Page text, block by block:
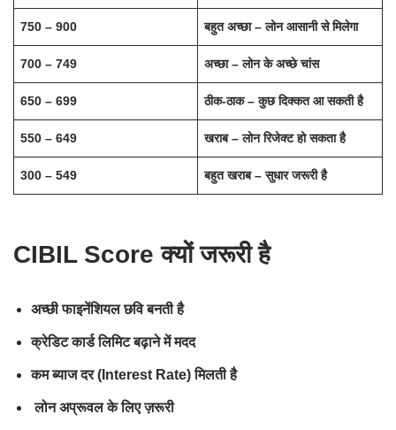
750 – 900 बहुत अच्छा – लोन आसानी से मिलेगा
700 – 749 अच्छा – लोन के अच्छे चांस
650 – 699 ठीक-ठाक – कुछ दिक्कत आ सकती है
550 – 649 खराब – लोन रिजेक्ट हो सकता है
300 – 549 बहुत खराब – सुधार जरूरी है
CIBIL Score क्यों जरूरी है
अच्छी फाइनेंशियल छवि बनती है
क्रेडिट कार्ड लिमिट बढ़ाने में मदद
कम ब्याज दर (Interest Rate) मिलती है
लोन अप्रूवल के लिए ज़रूरी